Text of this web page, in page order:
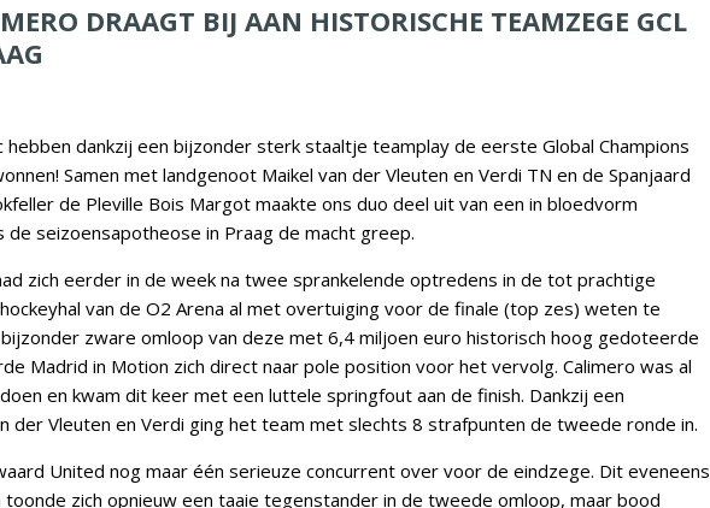
DRAAGT BIJ AAN HISTORISCHE TEAMZEGE GCL
hebben dankzij een bijzonder sterk staaltje teamplay de eerste Global Champions
Samen met landgenoot Maikel van der Vleuten en Verdi TN en de Spanjaard
de Pleville Bois Margot maakte ons duo deel uit van een in bloedvorm
seizoensapotheose in Praag de macht greep.
zich eerder in de week na twee sprankelende optredens in de tot prachtige
van de O2 Arena al met overtuiging voor de finale (top zes) weten te
zware omloop van deze met 6,4 miljoen euro historisch hoog gedoteerde
Madrid in Motion zich direct naar pole position voor het vervolg. Calimero was al
en kwam dit keer met een luttele springfout aan de finish. Dankzij een
der Vleuten en Verdi ging het team met slechts 8 strafpunten de tweede ronde in.
United nog maar één serieuze concurrent over voor de eindzege. Dit eveneens
zich opnieuw een taaie tegenstander in de tweede omloop, maar bood